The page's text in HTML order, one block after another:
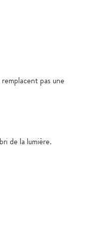
pas une
de la lumière.